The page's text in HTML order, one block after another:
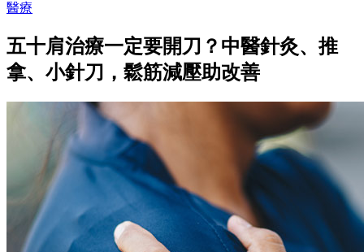
醫療
五十肩治療一定要開刀？中醫針灸、推
拿、小針刀，鬆筋減壓助改善